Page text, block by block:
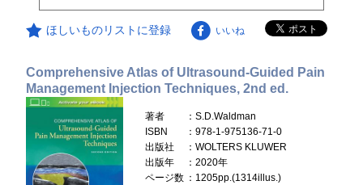
ほしいものリストに登録 いいね
Comprehensive Atlas of Ultrasound-Guided Pain
Management Injection Techniques, 2nd ed.
著者
：S.D.Waldman
ISBN
：978-1-975136-71-0
出版社
：WOLTERS KLUWER
出版年
：2020年
ページ数 ：1205pp.(1314illus.)